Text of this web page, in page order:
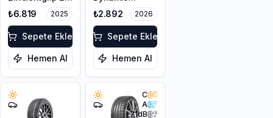
SUV 225/55R18
98V
₺6.819 2025
Sepete Ekle
Hemen Al
225/45R17 94W
XL
₺2.892 2026
Sepete Ekle
Hemen Al
C
A
71dB